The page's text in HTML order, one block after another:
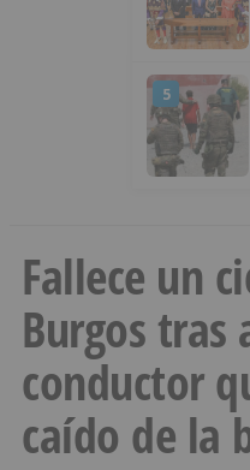
5
Fallece un
Burgos tras
conductor
caído de la